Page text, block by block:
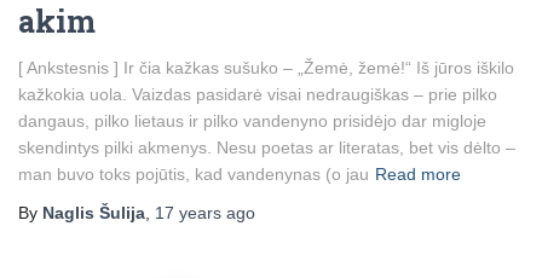
akim
[ Ankstesnis ] Ir čia kažkas sušuko – „Žemė, žemė!“ Iš jūros iškilo
kažkokia uola. Vaizdas pasidarė visai nedraugiškas – prie pilko
dangaus, pilko lietaus ir pilko vandenyno prisidėjo dar migloje
skendintys pilki akmenys. Nesu poetas ar literatas, bet vis dėlto –
man buvo toks pojūtis, kad vandenynas (o jau Read more
By Naglis Šulija 17 years ago